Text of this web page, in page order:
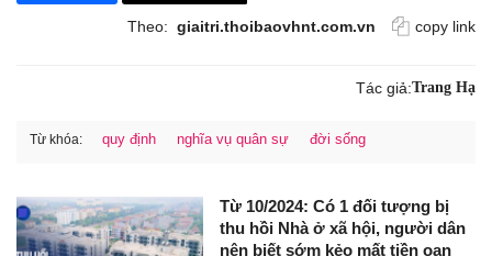
Theo: giaitri.thoibaovhnt.com.vn copy link
Tác giả:Trang Hạ
Từ khóa: quy định nghĩa vụ quân sự đời sống
Từ 10/2024: Có 1 đối tượng bị
thu hồi Nhà ở xã hội, người dân
nên biết sớm kẻo mất tiền oan